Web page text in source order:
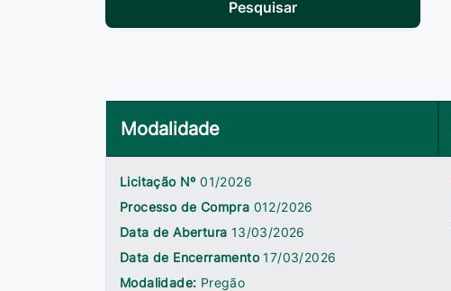
Pesquisar
Modalidade
Licitação Nº01/2026
Processo de Compra 012/2026
Data de Abertura 13/03/2026
Data de Encerramento 17/03/2026
Modalidade: Pregão